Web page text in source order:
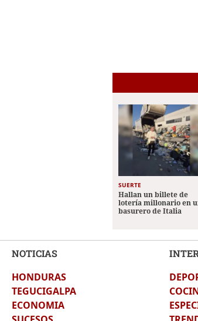
SUERTE
Hallan un billete de
lotería millonario en
basurero de Italia
NOTICIAS
HONDURAS
TEGUCIGALPA
ECONOMIA